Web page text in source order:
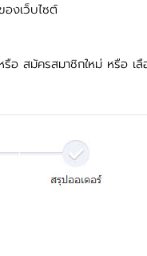
องเว็บไซต์
อ สมัครสมาชิกใหม่ หรือ เ